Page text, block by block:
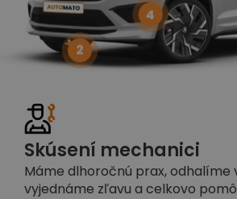
Skúsení mechanici
Máme dlhoročnú prax, odhalíme
vyjednáme zľavu a celkovo
2
4